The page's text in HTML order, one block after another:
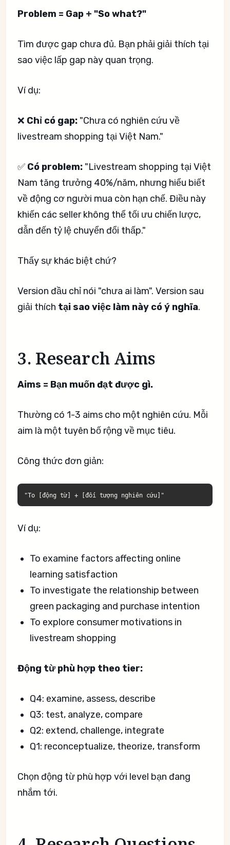
Problem = Gap + "So what?"
Tìm được gap chưa đủ. Bạn phải giải thích tại
sao việc lấp gap này quan trọng.
Ví dụ:
❌ Chỉ có gap: "Chưa có nghiên cứu về
livestream shopping tại Việt Nam."
✅ Có problem: "Livestream shopping tại Việt
Nam tăng trưởng 40%/năm, nhưng hiểu biết
về động cơ người mua còn hạn chế. Điều này
khiến các seller không thể tối ưu chiến lược,
dẫn đến tỷ lệ chuyển đổi thấp."
Thấy sự khác biệt chứ?
Version đầu chỉ nói "chưa ai làm". Version sau
giải thích tại sao việc làm này có ý nghĩa.
3. Research Aims
Aims = Bạn muốn đạt được gì.
Thường có 1-3 aims cho một nghiên cứu. Mỗi
aim là một tuyên bố rộng về mục tiêu.
Công thức đơn giản:
"To [động từ] + [đối tượng nghiên cứu]"
Ví dụ:
To examine factors affecting online
learning satisfaction
To investigate the relationship between
green packaging and purchase intention
To explore consumer motivations in
livestream shopping
Động từ phù hợp theo tier:
Q4: examine, assess, describe
Q3: test, analyze, compare
Q2: extend, challenge, integrate
Q1: reconceptualize, theorize, transform
Chọn động từ phù hợp với level bạn đang
nhắm tới.